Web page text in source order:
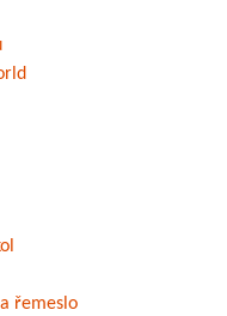
řemeslo